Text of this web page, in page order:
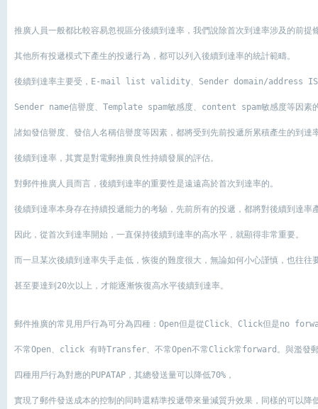
推廣人員一般都比較容易忽視區分後續到達率，我們說除首次到達率涉及的前提
其他所有投遞模式下產生的投遞行為，都可以列入後續到達率的統計範疇。
後續到達率主要受，E-mail list validity、Sender domain/address
Sender name信譽度、Template spam敏感度、content spam敏感度等因素
諸如發信譽度、發信人名稱信譽度等因素，都將受到先前投遞所累積產生的到達
後續到達率，其實是對電郵推廣良性持續發展的評估。
對郵件推廣人員而言，後續到達率的重要性是遠遠高於首次到達率的。
後續到達率本身存在持續投遞能力的考驗，先前所有的投遞，都將對後續到達率
因此，從首次到達率開始，一直保持後續到達率的高水平，就顯得非常重要。
而一旦某次後續到達率失手走低，恢復的難度很大，無論如何小心謹慎，也往往
甚至要達到20次以上，才能逐漸恢復高水平後續到達率。
郵件推廣的常見用戶行為可分為四種：Open但是從Click、Click但是no
不常Open、click 有時Transfer、不常Open不常Click常forward。與濫發
四種用戶行為對應的PUPATAP，其總發送量可以降低70%，
實現了郵件發送成本的控制的同時還精準投遞帶來量減質升效果，同樣的可以降